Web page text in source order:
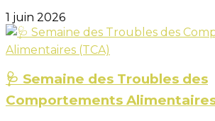
1 juin 2026
🩺 Semaine des Troubles des
Comportements Alimentaires